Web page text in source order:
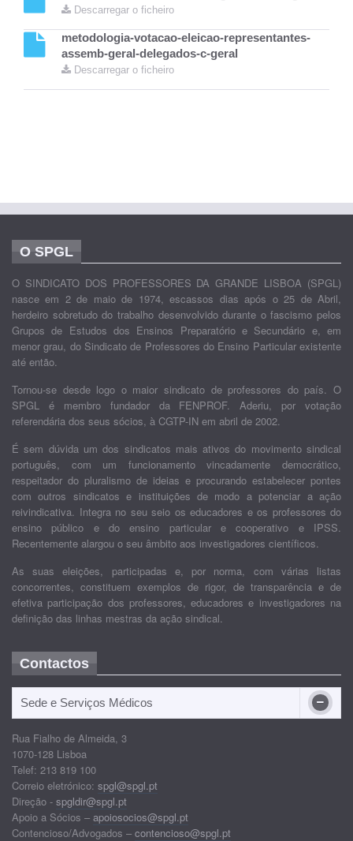
Descarregar o ficheiro
metodologia-votacao-eleicao-representantes-
assemb-geral-delegados-c-geral
Descarregar o ficheiro
O SPGL
O SINDICATO DOS PROFESSORES DA GRANDE LISBOA (SPGL)
nasce em 2 de maio de 1974, escassos dias após o 25 de Abril,
herdeiro sobretudo do trabalho desenvolvido durante o fascismo pelos
Grupos de Estudos dos Ensinos Preparatório e Secundário e, em
menor grau, do Sindicato de Professores do Ensino Particular existente
até então.
Tornou-se desde logo o maior sindicato de professores do país. O
SPGL é membro fundador da FENPROF. Aderiu, por votação
referendária dos seus sócios, à CGTP-IN em abril de 2002.
É sem dúvida um dos sindicatos mais ativos do movimento sindical
português, com um funcionamento vincadamente democrático,
respeitador do pluralismo de ideias e procurando estabelecer pontes
com outros sindicatos e instituições de modo a potenciar a ação
reivindicativa. Integra no seu seio os educadores e os professores do
ensino público e do ensino particular e cooperativo e IPSS.
Recentemente alargou o seu âmbito aos investigadores científicos.
As suas eleições, participadas e, por norma, com várias listas
concorrentes, constituem exemplos de rigor, de transparência e de
efetiva participação dos professores, educadores e investigadores na
definição das linhas mestras da ação sindical.
Contactos
Sede e Serviços Médicos
Rua Fialho de Almeida, 3
1070-128 Lisboa
Telef: 213 819 100
Correio eletrónico: spgl@spgl.pt
Direção - spgldir@spgl.pt
Apoio a Sócios – apoiosocios@spgl.pt
Contencioso/Advogados – contencioso@spgl.pt